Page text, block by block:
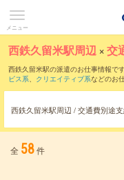
メニュー
西鉄久留米駅周辺 ×交
西鉄久留米駅の派遣のお仕事情報です
ビス系、 クリエイティブ系などのお
西鉄久留米駅周辺 / 交通費別途
全 58件